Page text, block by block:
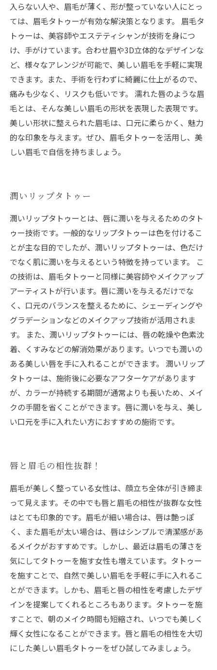
入らない人や、眉毛が薄く、形が整っていない人にとっ
ては、眉毛タトゥーが有効な解決策となります。 眉毛タ
トゥーは、美容師やエステティシャンが技術を身につ
け、手がけています。合わせ眉や3D立体的なデザインな
ど、様々なアレンジが可能で、美しい眉毛を手軽に実現
できます。また、手術を行わずに綺麗に仕上がるので、
痛みも少なく、リスクも低いです。 濡れた唇のような眉
毛とは、そんな美しい眉毛の形状を表現した表現です。
美しい形状に整えられた眉毛は、口元に柔らかく、魅力
的な印象を与えます。ぜひ、眉毛タトゥーを活用し、美
しい眉毛で自信を持ちましょう。
潤いリップタトゥー
潤いリップタトゥーとは、唇に潤いを与えるためのタト
ゥー技術です。一般的なリップタトゥーは色を付けるこ
とが主な目的でしたが、潤いリップタトゥーは、色だけ
でなく肌に潤いを与えるという特徴を持っています。 こ
の技術は、眉毛タトゥーと同様に美容師やメイクアップ
アーティストが行います。唇に潤いを与えるだけでな
く、口元のバランスを整えるために、シェーディングや
グラデーションなどのメイクアップ技術が活用されま
す。 また、潤いリップタトゥーには、唇の乾燥や色素沈
着、くすみなどの解消効果があります。いつでも潤いの
ある美しい唇を手に入れることができます。 潤いリップ
タトゥーは、施術後に必要なアフターケアがあります
が、カラーが持続する期間が通常よりも長いため、メイ
クの手間を省くことができます。唇に潤いを与え、美し
い口元を手に入れたい方におすすめの施術です。
唇と眉毛の相性抜群！
眉毛が美しく整っている女性は、顔立ち全体が引き締ま
って見えます。その中でも唇と眉毛の相性が抜群な女性
はとても印象的です。眉毛が細い場合は、唇は艶っぽ
く、また眉毛が太い場合は、唇はシンプルで清潔感があ
るメイクがおすすめです。しかし、最近は眉毛の薄さを
気にしてタトゥーを施す女性も増えています。タトゥー
を施すことで、自然で美しい眉毛を手軽に手に入れるこ
とができます。しかも、眉毛と唇の相性を考慮したデザ
インを提案してくれるところもあります。タトゥーを施
すことで、朝のメイク時間も短縮され、いつでも美しく
輝く女性になることができます。唇と眉毛の相性を大切
にした美しい眉毛タトゥーをぜひ試してみましょう。